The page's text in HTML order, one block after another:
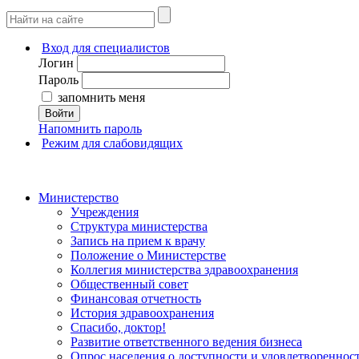
Вход для специалистов
Логин
Пароль
запомнить меня
Войти
Напомнить пароль
Режим для слабовидящих
Министерство
Учреждения
Структура министерства
Запись на прием к врачу
Положение о Министерстве
Коллегия министерства здравоохранения
Общественный совет
Финансовая отчетность
История здравоохранения
Спасибо, доктор!
Развитие ответственного ведения бизнеса
Опрос населения о доступности и